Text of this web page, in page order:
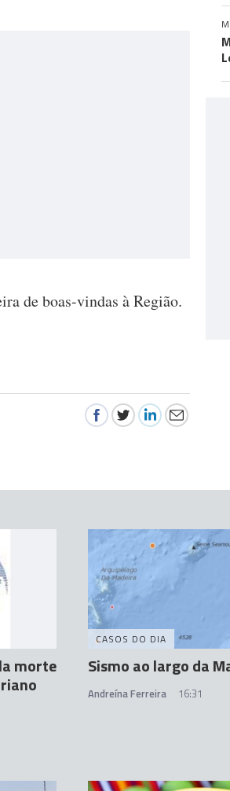
de boas-vindas à Região.
morte
CASOS DO DIA
Sismo ao largo da
Andreína Ferreira 16:31